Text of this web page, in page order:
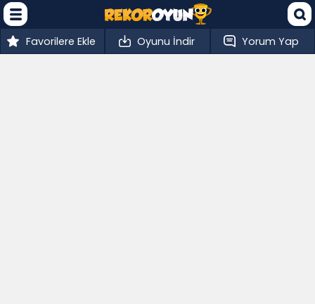
Favorilere Ekle Oyunu İndir Yorum Yap